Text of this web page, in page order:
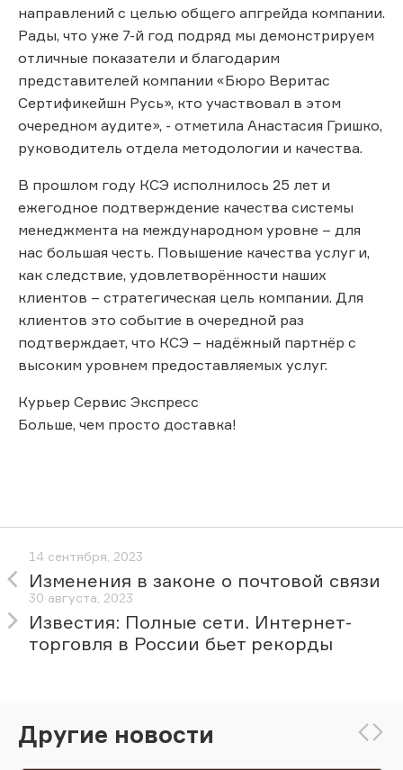
направлений с целью общего апгрейда компании.
Рады, что уже 7-й год подряд мы демонстрируем
отличные показатели и благодарим
представителей компании «Бюро Веритас
Сертификейшн Русь», кто участвовал в этом
очередном аудите», - отметила Анастасия Гришко,
руководитель отдела методологии и качества.
В прошлом году КСЭ исполнилось 25 лет и
ежегодное подтверждение качества системы
менеджмента на международном уровне – для
нас большая честь. Повышение качества услуг и,
как следствие, удовлетворённости наших
клиентов – стратегическая цель компании. Для
клиентов это событие в очередной раз
подтверждает, что КСЭ – надёжный партнёр с
высоким уровнем предоставляемых услуг.
Курьер Сервис Экспресс
Больше, чем просто доставка!
14 сентября, 2023
Изменения в законе о почтовой связи
30 августа, 2023
Известия: Полные сети. Интернет-
торговля в России бьет рекорды
Другие новости